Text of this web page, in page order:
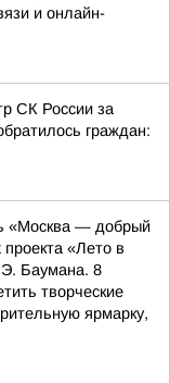
и онлайн-
СК России за
граждан:
«Москва — добрый
«Лето в
Баумана. 8
творческие
ярмарку,